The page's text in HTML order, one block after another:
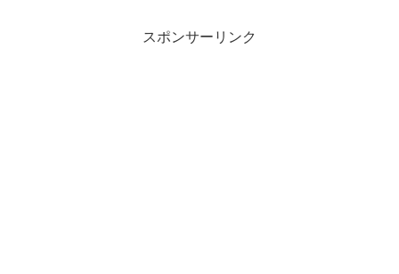
スポンサーリンク